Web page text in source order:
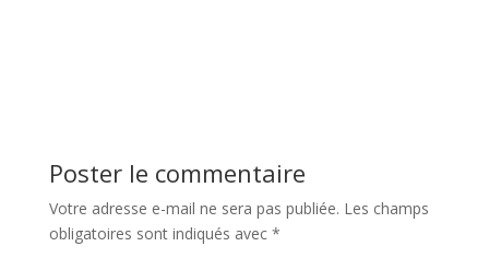
Poster le commentaire
Votre adresse e-mail ne sera pas publiée. Les champs
obligatoires sont indiqués avec *